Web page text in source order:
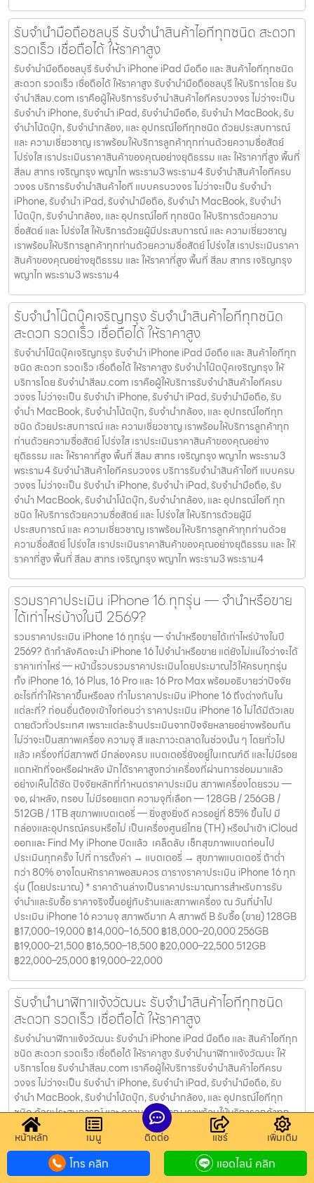
รับจำนำมือถือชลบุรี รับจำนำสินค้าไอทีทุกชนิด สะดวก
รวดเร็ว เชื่อถือได้ ให้ราคาสูง
รับจำนำมือถือชลบุรี รับจำนำ iPhone iPad มือถือ และ สินค้าไอทีทุกชนิด
สะดวก รวดเร็ว เชื่อถือได้ ให้ราคาสูง รับจำนำมือถือชลบุรี ให้บริการโดย รับ
จํานําสีลม.com เราคือผู้ให้บริการรับจำนำสินค้าไอทีครบวงจร ไม่ว่าจะเป็น
รับจำนำ iPhone, รับจำนำ iPad, รับจำนำมือถือ, รับจำนำ MacBook, รับ
จำนำโน้ตบุ๊ก, รับจำนำกล้อง, และ อุปกรณ์ไอทีทุกชนิด ด้วยประสบการณ์
และ ความเชี่ยวชาญ เราพร้อมให้บริการลูกค้าทุกท่านด้วยความซื่อสัตย์
โปร่งใส เราประเมินราคาสินค้าของคุณอย่างยุติธรรม และ ให้ราคาที่สูง พื้นที่
สีลม สาทร เจริญกรุง พญาไท พระราม3 พระราม4 รับจำนำสินค้าไอทีครบ
วงจร บริการรับจำนำสินค้าไอที แบบครบวงจร ไม่ว่าจะเป็น รับจำนำ
iPhone, รับจำนำ iPad, รับจำนำมือถือ, รับจำนำ MacBook, รับจำนำ
โน้ตบุ๊ก, รับจำนำกล้อง, และ อุปกรณ์ไอที ทุกชนิด ให้บริการด้วยความ
ซื่อสัตย์ และ โปร่งใส ให้บริการด้วยผู้มีประสบการณ์ และ ความเชี่ยวชาญ
เราพร้อมให้บริการลูกค้าทุกท่านด้วยความซื่อสัตย์ โปร่งใส เราประเมินราคา
สินค้าของคุณอย่างยุติธรรม และ ให้ราคาที่สูง พื้นที่ สีลม สาทร เจริญกรุง
พญาไท พระราม3 พระราม4
รับจำนำโน๊ตบุ๊คเจริญกรุง รับจำนำสินค้าไอทีทุกชนิด
สะดวก รวดเร็ว เชื่อถือได้ ให้ราคาสูง
รับจำนำโน๊ตบุ๊คเจริญกรุง รับจำนำ iPhone iPad มือถือ และ สินค้าไอทีทุก
ชนิด สะดวก รวดเร็ว เชื่อถือได้ ให้ราคาสูง รับจำนำโน๊ตบุ๊คเจริญกรุง ให้
บริการโดย รับจํานําสีลม.com เราคือผู้ให้บริการรับจำนำสินค้าไอทีครบ
วงจร ไม่ว่าจะเป็น รับจำนำ iPhone, รับจำนำ iPad, รับจำนำมือถือ, รับ
จำนำ MacBook, รับจำนำโน้ตบุ๊ก, รับจำนำกล้อง, และ อุปกรณ์ไอทีทุก
ชนิด ด้วยประสบการณ์ และ ความเชี่ยวชาญ เราพร้อมให้บริการลูกค้าทุก
ท่านด้วยความซื่อสัตย์ โปร่งใส เราประเมินราคาสินค้าของคุณอย่าง
ยุติธรรม และ ให้ราคาที่สูง พื้นที่ สีลม สาทร เจริญกรุง พญาไท พระราม3
พระราม4 รับจำนำสินค้าไอทีครบวงจร บริการรับจำนำสินค้าไอที แบบครบ
วงจร ไม่ว่าจะเป็น รับจำนำ iPhone, รับจำนำ iPad, รับจำนำมือถือ, รับ
จำนำ MacBook, รับจำนำโน้ตบุ๊ก, รับจำนำกล้อง, และ อุปกรณ์ไอที ทุก
ชนิด ให้บริการด้วยความซื่อสัตย์ และ โปร่งใส ให้บริการด้วยผู้มี
ประสบการณ์ และ ความเชี่ยวชาญ เราพร้อมให้บริการลูกค้าทุกท่านด้วย
ความซื่อสัตย์ โปร่งใส เราประเมินราคาสินค้าของคุณอย่างยุติธรรม และ ให้
ราคาที่สูง พื้นที่ สีลม สาทร เจริญกรุง พญาไท พระราม3 พระราม4
รวมราคาประเมิน iPhone 16 ทุกรุ่น — จำนำหรือขาย
ได้เท่าไหร่บ้างในปี 2569?
รวมราคาประเมิน iPhone 16 ทุกรุ่น — จำนำหรือขายได้เท่าไหร่บ้างในปี
2569? ถ้ากำลังคิดจะนำ iPhone 16 ไปจำนำหรือขาย แต่ยังไม่แน่ใจว่าจะได้
ราคาเท่าไหร่ — หน้านี้รวบรวมราคาประเมินโดยประมาณไว้ให้ครบทุกรุ่น
ทั้ง iPhone 16, 16 Plus, 16 Pro และ 16 Pro Max พร้อมอธิบายว่าปัจจัย
อะไรที่ทำให้ราคาขึ้นหรือลง ทำไมราคาประเมิน iPhone 16 ถึงต่างกันใน
แต่ละที่? ก่อนอื่นต้องเข้าใจก่อนว่า ราคาประเมิน iPhone 16 ไม่ได้มีตัวเลข
ตายตัวทั่วประเทศ เพราะแต่ละร้านประเมินจากปัจจัยหลายอย่างพร้อมกัน
ไม่ว่าจะเป็นสภาพเครื่อง ความจุ สี และภาวะตลาดในช่วงนั้น ๆ โดยทั่วไป
แล้ว เครื่องที่มีสภาพดี มีกล่องครบ แบตเตอรี่ยังอยู่ในเกณฑ์ดี และไม่มีรอย
แตกหักที่จอหรือฝาหลัง มักได้ราคาสูงกว่าเครื่องที่ผ่านการซ่อมมาแล้ว
อย่างเห็นได้ชัด ปัจจัยหลักที่กำหนดราคาประเมิน สภาพเครื่องโดยรวม —
จอ, ฝาหลัง, กรอบ ไม่มีรอยแตก ความจุที่เลือก — 128GB / 256GB /
512GB / 1TB สุขภาพแบตเตอรี่ — ยิ่งสูงยิ่งดี ควรอยู่ที่ 85% ขึ้นไป มี
กล่องและอุปกรณ์ครบหรือไม่ เป็นเครื่องศูนย์ไทย (TH) หรือนำเข้า iCloud
ออกและ Find My iPhone ปิดแล้ว เคล็ดลับ เช็กสุขภาพแบตก่อนไป
ประเมินทุกครั้ง ไปที่ การตั้งค่า → แบตเตอรี่ → สุขภาพแบตเตอรี่ ถ้าต่ำ
กว่า 80% อาจโดนหักราคาพอสมควร ตารางราคาประเมิน iPhone 16 ทุก
รุ่น (โดยประมาณ) * ราคาด้านล่างเป็นราคาประมาณการสำหรับการรับ
จำนำและรับซื้อ ราคาจริงขึ้นอยู่กับร้านและสภาพเครื่อง ณ วันที่นำไป
ประเมิน iPhone 16 ความจุ สภาพดีมาก A สภาพดี B รับซื้อ (ขาย) 128GB
฿17,000–19,000 ฿14,000–16,500 ฿18,000–20,000 256GB
฿19,000–21,500 ฿16,500–18,500 ฿20,000–22,500 512GB
฿22,000–25,000 ฿19,000–22,000
รับจำนำนาฬิกาแจ้งวัฒนะ รับจำนำสินค้าไอทีทุกชนิด
สะดวก รวดเร็ว เชื่อถือได้ ให้ราคาสูง
รับจำนำนาฬิกาแจ้งวัฒนะ รับจำนำ iPhone iPad มือถือ และ สินค้าไอทีทุก
ชนิด สะดวก รวดเร็ว เชื่อถือได้ ให้ราคาสูง รับจำนำนาฬิกาแจ้งวัฒนะ ให้
บริการโดย รับจํานําสีลม.com เราคือผู้ให้บริการรับจำนำสินค้าไอทีครบ
วงจร ไม่ว่าจะเป็น รับจำนำ iPhone, รับจำนำ iPad, รับจำนำมือถือ, รับ
จำนำ MacBook, รับจำนำโน้ตบุ๊ก, รับจำนำกล้อง, และ อุปกรณ์ไอทีทุก
ชนิด ด้วยประสบการณ์ และ ความเชี่ยวชาญ เราพร้อมให้บริการลูกค้าทุก
ท่านด้วยความซื่อสัตย์ โปร่งใส เราประเมินราคาสินค้าของคุณอย่าง
ยุติธรรม และ ให้ราคาที่สูง พื้นที่ สีลม สาทร เจริญกรุง พญาไท พระราม3
พระราม4 รับจำนำสินค้าไอทีครบวงจร บริการรับจำนำสินค้าไอที แบบครบ
วงจร ไม่ว่าจะเป็น รับจำนำ iPhone, รับจำนำ iPad, รับจำนำมือถือ, รับ
หน้าหลัก เมนู ติดต่อ แชร์ เพิ่มเติม
โทร คลิก แอดไลน์ คลิก